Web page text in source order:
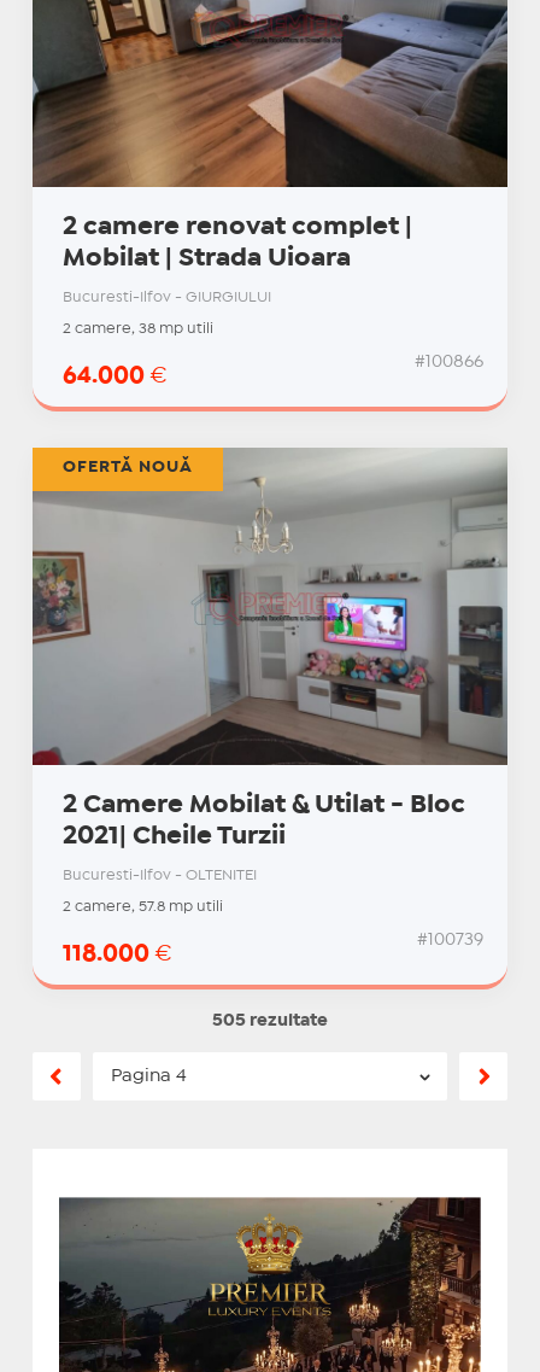
2 camere renovat complet |
Mobilat | Strada Uioara
Bucuresti-Ilfov - GIURGIULUI
2 camere, 38 mp utili
64.000 €
#100866
2 Camere Mobilat & Utilat - Bloc
2021| Cheile Turzii
Bucuresti-Ilfov - OLTENITEI
2 camere, 57.8 mp utili
118.000 €
#100739
OFERTĂ NOUĂ
505 rezultate